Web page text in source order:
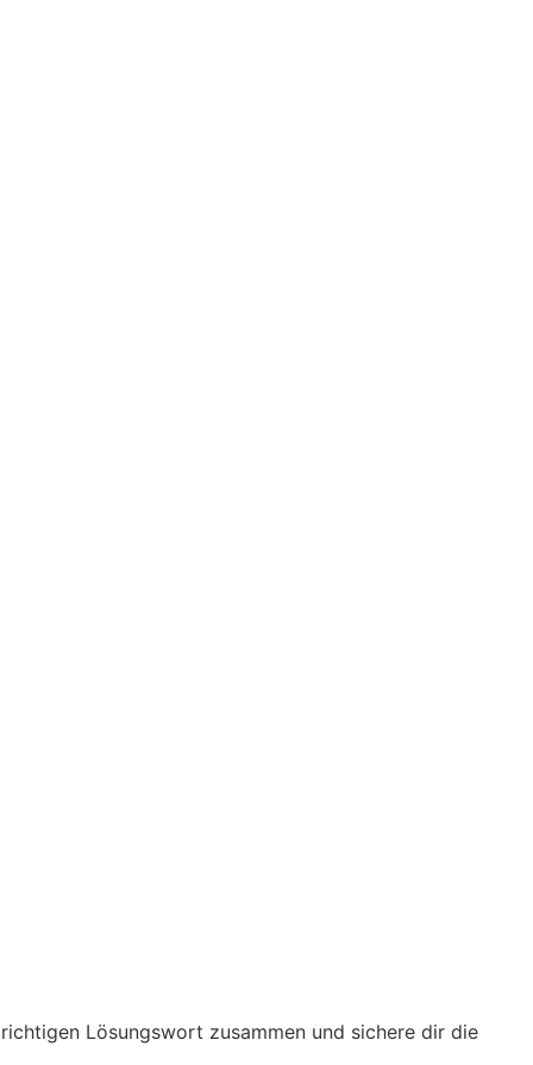
Lösungswort zusammen und sichere dir die